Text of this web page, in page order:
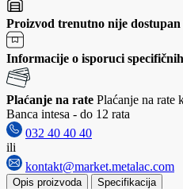
Proizvod trenutno nije
Informacije o isporuci
Plaćanje na rate Plaćanje na rate
Banca intesa - do 12 rata
032 40 40 40
ili
kontakt@market.metalac.com
Opis proizvoda
Specifikacija